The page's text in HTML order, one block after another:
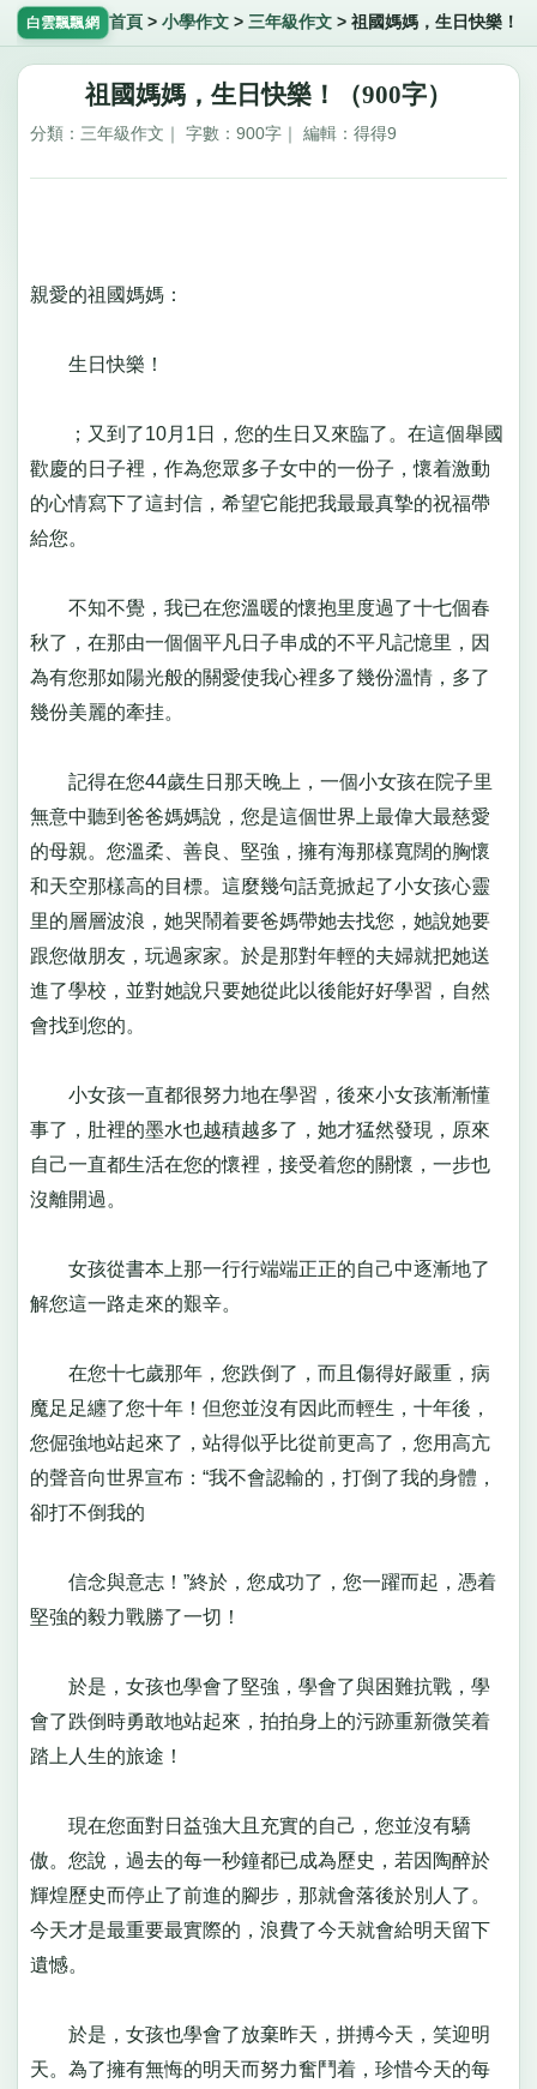
白雲飄飄網 首頁 > 小學作文> 三年級作文> 祖國媽媽，生日快樂！
祖國媽媽，生日快樂！（900字）
分類：三年級作文｜ 字數：900字｜ 編輯：得得9
親愛的祖國媽媽：
生日快樂！
；又到了10月1日，您的生日又來臨了。在這個舉國
歡慶的日子裡，作為您眾多子女中的一份子，懷着激動
的心情寫下了這封信，希望它能把我最最真摯的祝福帶
給您。
不知不覺，我已在您溫暖的懷抱里度過了十七個春
秋了，在那由一個個平凡日子串成的不平凡記憶里，因
為有您那如陽光般的關愛使我心裡多了幾份溫情，多了
幾份美麗的牽挂。
記得在您44歲生日那天晚上，一個小女孩在院子里
無意中聽到爸爸媽媽說，您是這個世界上最偉大最慈愛
的母親。您溫柔、善良、堅強，擁有海那樣寬闊的胸懷
和天空那樣高的目標。這麼幾句話竟掀起了小女孩心靈
里的層層波浪，她哭鬧着要爸媽帶她去找您，她說她要
跟您做朋友，玩過家家。於是那對年輕的夫婦就把她送
進了學校，並對她說只要她從此以後能好好學習，自然
會找到您的。
小女孩一直都很努力地在學習，後來小女孩漸漸懂
事了，肚裡的墨水也越積越多了，她才猛然發現，原來
自己一直都生活在您的懷裡，接受着您的關懷，一步也
沒離開過。
女孩從書本上那一行行端端正正的自己中逐漸地了
解您這一路走來的艱辛。
在您十七歲那年，您跌倒了，而且傷得好嚴重，病
魔足足纏了您十年！但您並沒有因此而輕生，十年後，
您倔強地站起來了，站得似乎比從前更高了，您用高亢
的聲音向世界宣布：“我不會認輸的，打倒了我的身體，
卻打不倒我的
信念與意志！”終於，您成功了，您一躍而起，憑着
堅強的毅力戰勝了一切！
於是，女孩也學會了堅強，學會了與困難抗戰，學
會了跌倒時勇敢地站起來，拍拍身上的污跡重新微笑着
踏上人生的旅途！
現在您面對日益強大且充實的自己，您並沒有驕
傲。您說，過去的每一秒鐘都已成為歷史，若因陶醉於
輝煌歷史而停止了前進的腳步，那就會落後於別人了。
今天才是最重要最實際的，浪費了今天就會給明天留下
遺憾。
於是，女孩也學會了放棄昨天，拼搏今天，笑迎明
天。為了擁有無悔的明天而努力奮鬥着，珍惜今天的每